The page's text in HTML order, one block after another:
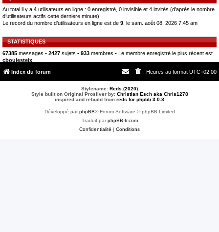
Au total il y a 4 utilisateurs en ligne : 0 enregistré, 0 invisible et 4 invités (d’après le nombre
d’utilisateurs actifs cette dernière minute)
Le record du nombre d’utilisateurs en ligne est de 9 , le sam. août 08, 2026 7:45 am
STATISTIQUES
67385 messages • 2427 sujets • 933 membres • Le membre enregistré le plus récent est
cboulesteix
Index du forum
Heures au format UTC+02:00
Stylename: Reds (2020)
Style built on Original Prosilver by: Christian Esch aka Chris1278
inspired and rebuild from reds for phpbb 3.0.8
Développé parphpBB® Forum Software © phpBB Limited
Traduit parphpBB-fr.com
Confidentialité | Conditions